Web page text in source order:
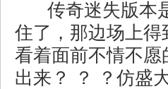
传奇迷失版本
住了，那边场上
看着面前不情不
出来？ ？ ？仿盛